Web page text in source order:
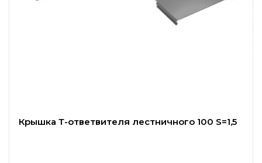
Крышка Т-ответвителя лестничного 100 S=1,5